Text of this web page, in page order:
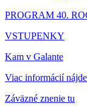
PROGRAM 40.
VSTUPENKY
Kam v Galante
Viac informácií
Záväzné znenie tu